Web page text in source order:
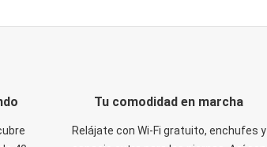
Tu comodidad en marcha
Relájate con Wi-Fi gratuito, enchufes y